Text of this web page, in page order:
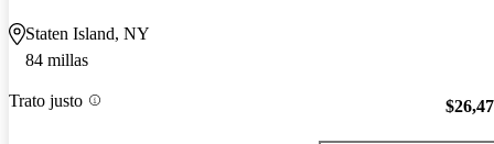
Staten Island, NY
84 millas
Trato justo